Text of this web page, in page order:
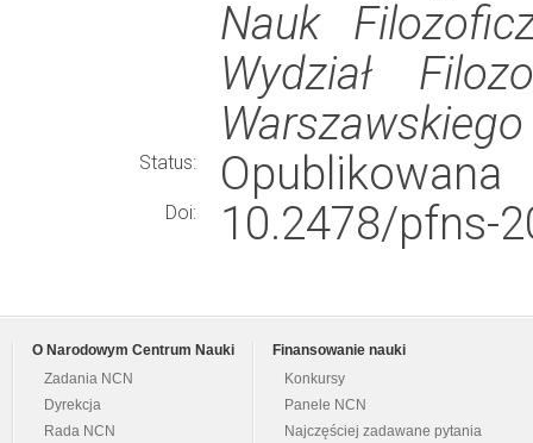
Nauk
Wydział
Warszawskiego
Status: Opublikowana
Doi: 10.2478/pfns-
O Narodowym Centrum Nauki
Zadania NCN
Dyrekcja
Rada NCN
Finansowanie nauki
Konkursy
Panele NCN
Najczęściej zadawane pytania